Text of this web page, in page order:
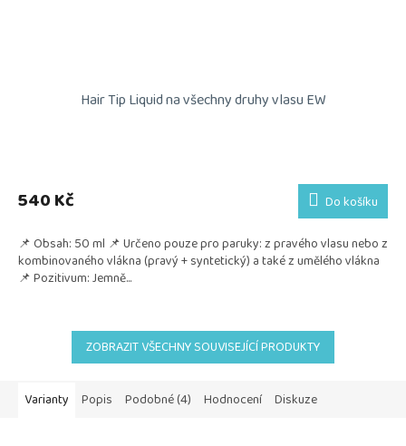
Hair Tip Liquid na všechny druhy vlasu EW
540 Kč Do košíku
📌 Obsah: 50 ml 📌 Určeno pouze pro paruky: z pravého vlasu nebo z
kombinovaného vlákna (pravý + syntetický) a také z umělého vlákna
📌 Pozitivum: Jemně...
ZOBRAZIT VŠECHNY SOUVISEJÍCÍ PRODUKTY
Varianty Popis Podobné (4) Hodnocení Diskuze